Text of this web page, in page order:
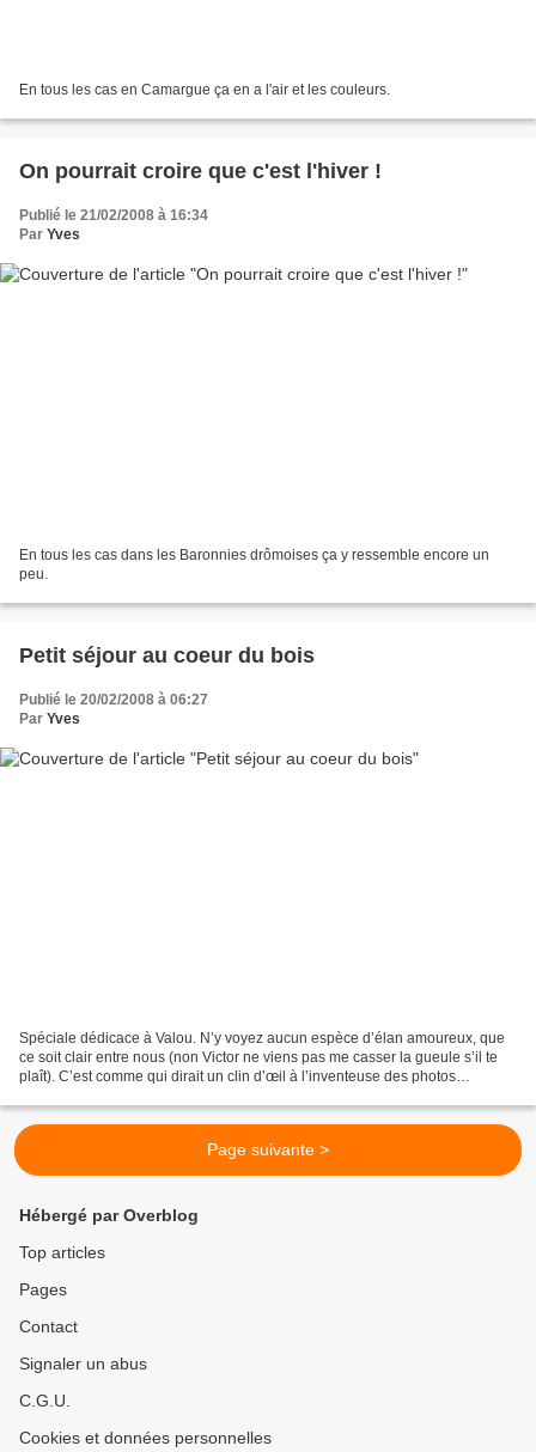
En tous les cas en Camargue ça en a l'air et les couleurs.
On pourrait croire que c'est l'hiver !
Publié le 21/02/2008 à 16:34
Par Yves
En tous les cas dans les Baronnies drômoises ça y ressemble encore un
peu.
Petit séjour au coeur du bois
Publié le 20/02/2008 à 06:27
Par Yves
Spéciale dédicace à Valou. N’y voyez aucun espèce d’élan amoureux, que
ce soit clair entre nous (non Victor ne viens pas me casser la gueule s’il te
plaît). C’est comme qui dirait un clin d’œil à l’inventeuse des photos
Page suivante >
Hébergé par Overblog
Top articles
Pages
Contact
Signaler un abus
C.G.U.
Cookies et données personnelles